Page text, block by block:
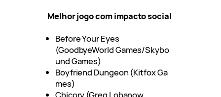
Melhor jogo com impacto social
Before Your Eyes
(GoodbyeWorld Games/Skybo
und Games)
Boyfriend Dungeon (Kitfox Ga
mes)